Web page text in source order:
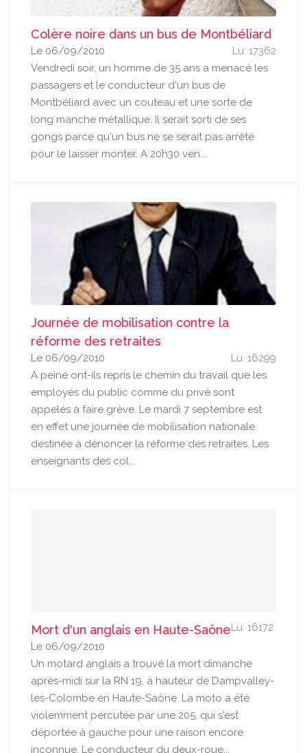
Colère noire dans un bus de Montbéliard
Lu: 17362
Le 06/09/2010
Vendredi soir, un homme de 35 ans a menacé les
passagers et le conducteur d'un bus de
Montbéliard avec un couteau et une sorte de
long manche métallique. Il serait sorti de ses
gongs parce qu'un bus ne se serait pas arrêté
pour le laisser monter. A 20h30 ven...
Journée de mobilisation contre la
réforme des retraites
Lu: 16299
Le 06/09/2010
A peine ont-ils repris le chemin du travail que les
employés du public comme du privé sont
appelés à faire grève. Le mardi 7 septembre est
en effet une journée de mobilisation nationale
destinée à dénoncer la réforme des retraites. Les
enseignants des col...
Mort d'un anglais en Haute-SaôneLu: 16172
Le 06/09/2010
Un motard anglais a trouvé la mort dimanche
après-midi sur la RN 19, à hauteur de Dampvalley-
les-Colombe en Haute-Saône. La moto a été
violemment percutée par une 205, qui s'est
déportée à gauche pour une raison encore
inconnue. Le conducteur du deux-roue...